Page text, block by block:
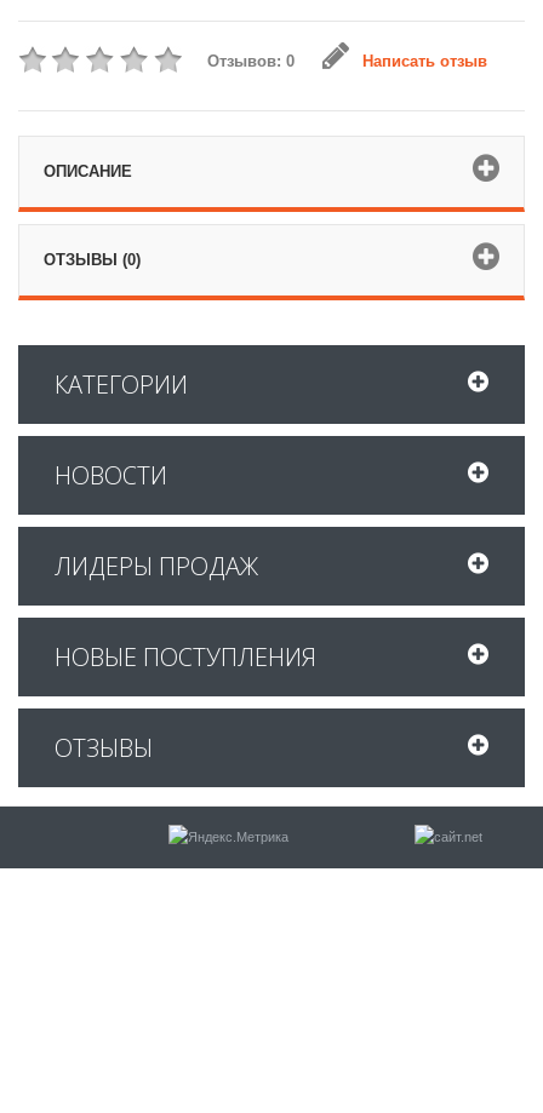
Отзывов: 0 Написать отзыв
ОПИСАНИЕ
ОТЗЫВЫ (0)
КАТЕГОРИИ
НОВОСТИ
ЛИДЕРЫ ПРОДАЖ
НОВЫЕ ПОСТУПЛЕНИЯ
ОТЗЫВЫ